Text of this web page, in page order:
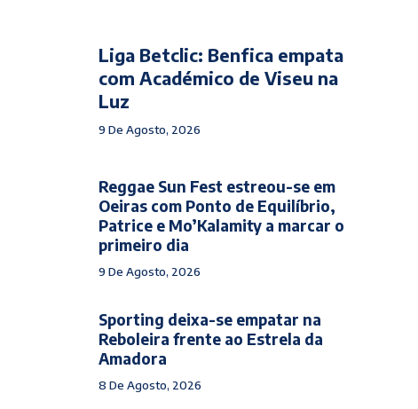
Liga Betclic: Benfica empata
com Académico de Viseu na
Luz
9 De Agosto, 2026
Reggae Sun Fest estreou-se em
Oeiras com Ponto de Equilíbrio,
Patrice e Mo’Kalamity a marcar o
primeiro dia
9 De Agosto, 2026
Sporting deixa-se empatar na
Reboleira frente ao Estrela da
Amadora
8 De Agosto, 2026